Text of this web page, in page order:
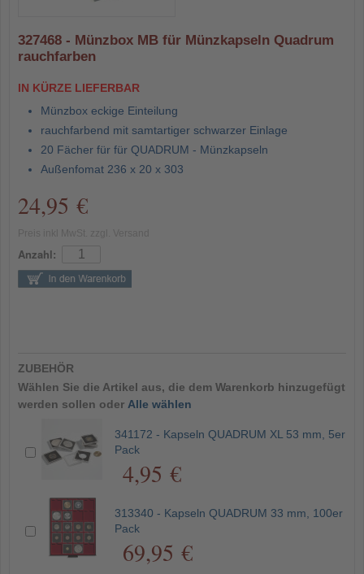
327468 - Münzbox MB für Münzkapseln Quadrum
rauchfarben
IN KÜRZE LIEFERBAR
Münzbox eckige Einteilung
rauchfarbend mit samtartiger schwarzer Einlage
20 Fächer für für QUADRUM - Münzkapseln
Außenfomat 236 x 20 x 303
24,95 €
Anzahl:
ZUBEHÖR
Wählen Sie die Artikel aus, die dem Warenkorb hinzugefügt
werden sollen oder Alle wählen
341172 - Kapseln QUADRUM XL 53 mm, 5er
Pack
4,95 €
313340 - Kapseln QUADRUM 33 mm, 100er
Pack
69,95 €